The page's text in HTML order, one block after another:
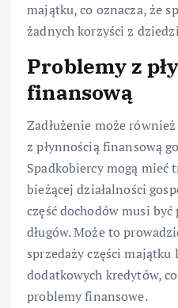
majątku, co oznacza, że
żadnych korzyści z
Problemy z
finansową
Zadłużenie może
z płynnością finansową
Spadkobiercy mogą
bieżącej działalności
część dochodów musi być
długów. Może to
sprzedaży części majątku
dodatkowych kredytów,
problemy finansowe.